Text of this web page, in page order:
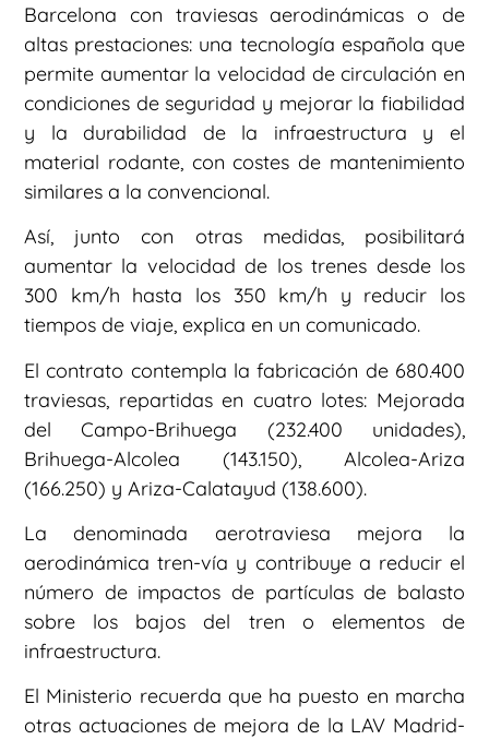
Barcelona con traviesas aerodinámicas o de
altas prestaciones: una tecnología española que
permite aumentar la velocidad de circulación en
condiciones de seguridad y mejorar la fiabilidad
y la durabilidad de la infraestructura y el
material rodante, con costes de mantenimiento
similares a la convencional.
Así, junto con otras medidas, posibilitará
aumentar la velocidad de los trenes desde los
300 km/h hasta los 350 km/h y reducir los
tiempos de viaje, explica en un comunicado.
El contrato contempla la fabricación de 680.400
traviesas, repartidas en cuatro lotes: Mejorada
del Campo-Brihuega (232.400 unidades),
Brihuega-Alcolea (143.150), Alcolea-Ariza
(166.250) y Ariza-Calatayud (138.600).
La denominada aerotraviesa mejora la
aerodinámica tren-vía y contribuye a reducir el
número de impactos de partículas de balasto
sobre los bajos del tren o elementos de
infraestructura.
El Ministerio recuerda que ha puesto en marcha
otras actuaciones de mejora de la LAV Madrid-